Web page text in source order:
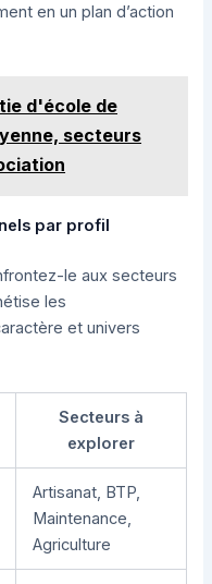
en un plan d’action
d'école de
secteurs
par profil
le aux secteurs
les
et univers
Secteurs à
explorer
Artisanat, BTP,
Maintenance,
Agriculture